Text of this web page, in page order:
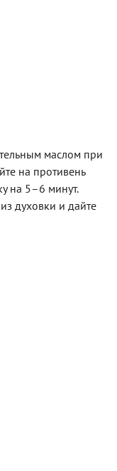
маслом при
на противень
на 5–6 минут.
духовки и дайте